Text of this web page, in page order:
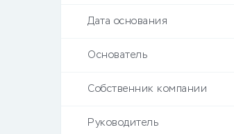
Дата основания
Основатель
Собственник компании
Руководитель